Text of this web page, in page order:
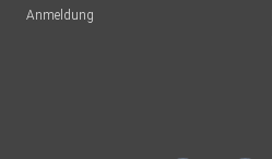
Anmeldung